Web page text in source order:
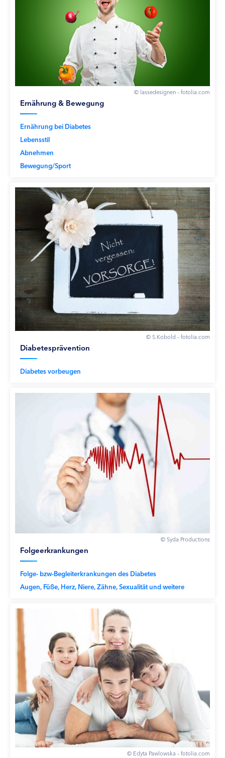
© lassedesignen – fotolia.com
Ernährung & Bewegung
Ernährung bei Diabetes
Lebensstil
Abnehmen
Bewegung/Sport
© S.Kobold – fotolia.com
Diabetesprävention
Diabetes vorbeugen
© Syda Productions
Folgeerkrankungen
Folge- bzw-Begleiterkrankungen des Diabetes
Augen, Füße, Herz, Niere, Zähne, Sexualität und weitere
© Edyta Pawlowska – fotolia.com